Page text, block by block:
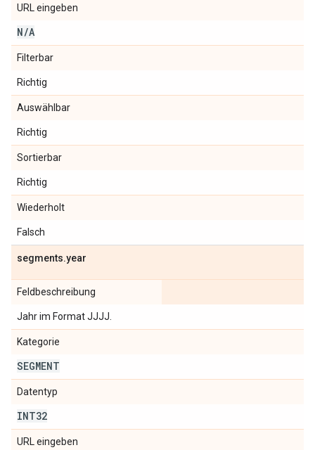
URL eingeben
N/A
Filterbar
Richtig
Auswählbar
Richtig
Sortierbar
Richtig
Wiederholt
Falsch
segments.year
Feldbeschreibung
Jahr im Format JJJJ.
Kategorie
SEGMENT
Datentyp
INT32
URL eingeben